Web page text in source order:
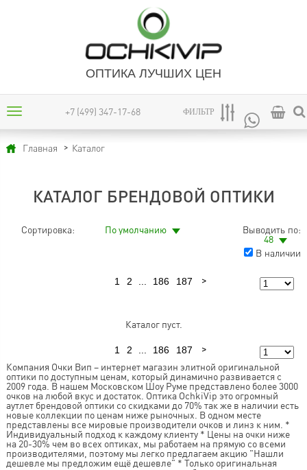
ОПТИКА ЛУЧШИХ ЦЕН
+7 (499) 347-17-68 ФИЛЬТР
Главная Каталог
КАТАЛОГ БРЕНДОВОЙ ОПТИКИ
Сортировка: По умолчанию
Выводить по:
48
В наличии
Предыдущая
1 2 186 187
Каталог пуст.
Предыдущая
1 2 186 187
Компания Очки Вип – интернет магазин элитной оригинальной
оптики по доступным ценам, который динамично развивается с
2009 года. В нашем Московском Шоу Руме представлено более 3000
очков на любой вкус и достаток. Оптика OchkiVip это огромный
аутлет брендовой оптики со скидками до 70% так же в наличии есть
новые коллекции по ценам ниже рыночных. В одном месте
представлены все мировые производители очков и линз к ним. *
Индивидуальный подход к каждому клиенту * Цены на очки ниже
на 20-30% чем во всех оптиках, мы работаем на прямую со всеми
производителями, поэтому мы легко предлагаем акцию "Нашли
дешевле мы предложим ещё дешевле" * Только оригинальная